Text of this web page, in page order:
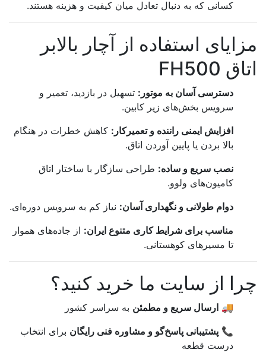
کسانی که به دنبال تعادل میان کیفیت و هزینه هستند.
مزایای استفاده از آچار بالابر
اتاق FH500
دسترسی آسان به موتور: تسهیل در بازدید، تعمیر و
سرویس بخش‌های زیر کابین.
افزایش ایمنی راننده و تعمیرکار: کاهش خطرات در هنگام
بالا بردن یا پایین آوردن اتاق.
نصب سریع و ساده:طراحی سازگار با ساختار اتاق
کامیون‌های ولوو.
دوام طولانی و نگهداری آسان:نیاز کم به سرویس دوره‌ای.
مناسب برای شرایط کاری متنوع ایران:از جاده‌های هموار
تا مسیرهای کوهستانی.
چرا از سایت ما خرید کنید؟
🚚 ارسال سریع و مطمئنبه سراسر کشور
📞 پشتیبانی پاسخ‌گو و مشاوره فنی رایگانبرای انتخاب
درست قطعه